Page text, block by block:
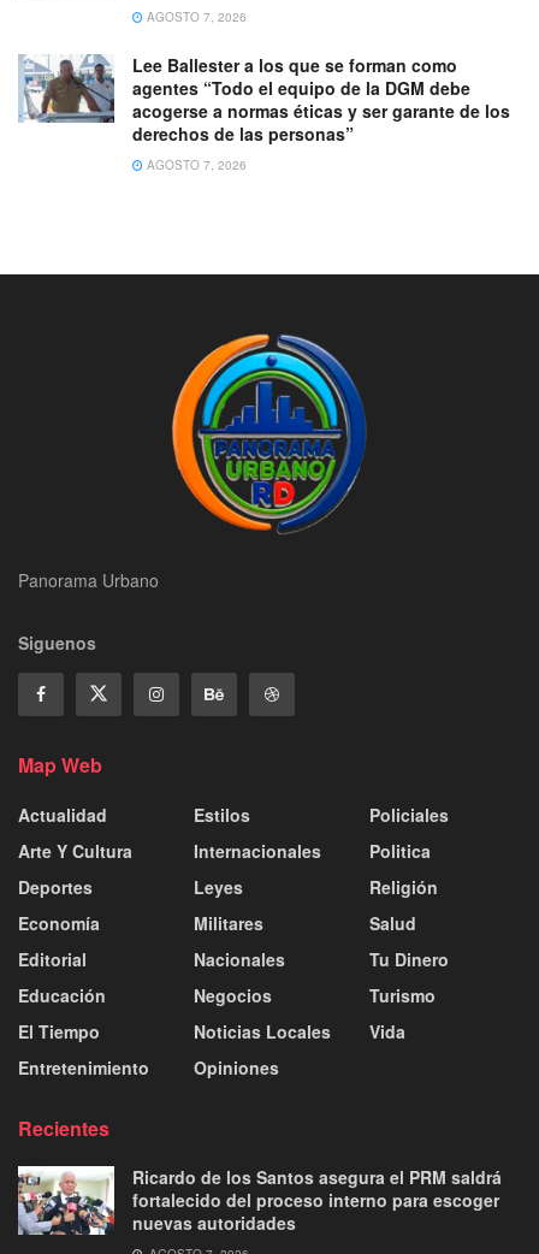
AGOSTO 7, 2026
Lee Ballester a los que se forman como
agentes “Todo el equipo de la DGM debe
acogerse a normas éticas y ser garante de los
derechos de las personas”
AGOSTO 7, 2026
Panorama Urbano
Siguenos
Map Web
Actualidad
Arte Y Cultura
Deportes
Economía
Editorial
Educación
El Tiempo
Entretenimiento
Estilos
Internacionales
Leyes
Militares
Nacionales
Negocios
Noticias Locales
Opiniones
Policiales
Politica
Religión
Salud
Tu Dinero
Turismo
Vida
Recientes
Ricardo de los Santos asegura el PRM saldrá
fortalecido del proceso interno para escoger
nuevas autoridades